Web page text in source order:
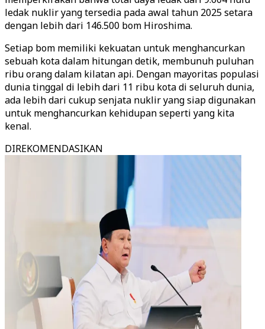
ledak nuklir yang tersedia pada awal tahun 2025 setara
dengan lebih dari 146.500 bom Hiroshima.
Setiap bom memiliki kekuatan untuk menghancurkan
sebuah kota dalam hitungan detik, membunuh puluhan
ribu orang dalam kilatan api. Dengan mayoritas populasi
dunia tinggal di lebih dari 11 ribu kota di seluruh dunia,
ada lebih dari cukup senjata nuklir yang siap digunakan
untuk menghancurkan kehidupan seperti yang kita
kenal.
DIREKOMENDASIKAN